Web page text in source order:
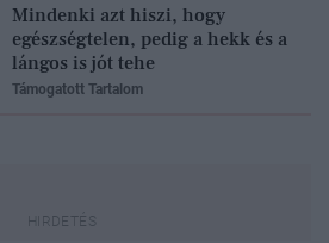
Mindenki azt hiszi, hogy
egészségtelen, pedig a hekk és a
lángos is jót tehe
Támogatott Tartalom